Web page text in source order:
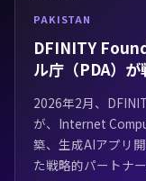
PAKISTAN
DFINITY
ル庁（PDA）
2026年2月、
が、Internet
築、生成AIアプリ
た戦略的パートナ